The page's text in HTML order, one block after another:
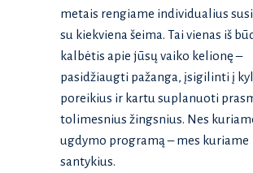
metais rengiame individualius
su kiekviena šeima. Tai vienas iš
kalbėtis apie jūsų vaiko kelionę –
pasidžiaugti pažanga, įsigilinti į
poreikius ir kartu suplanuoti
tolimesnius žingsnius. Nes
ugdymo programą – mes kuriame
santykius.